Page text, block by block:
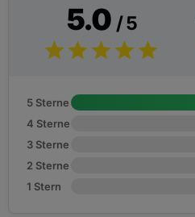
5.0 / 5
5 Sterne
4 Sterne
3 Sterne
2 Sterne
1 Stern